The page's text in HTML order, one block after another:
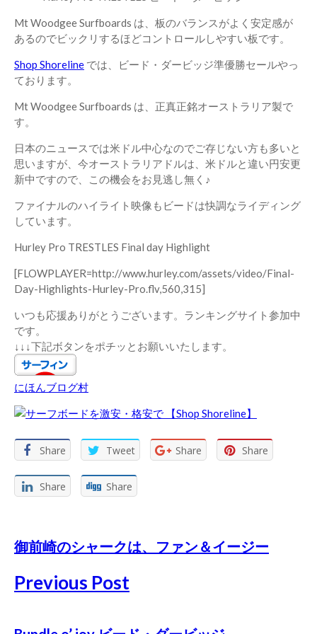
Mt Woodgee Surfboards は、板のバランスがよく安定感が
あるのでビックリするほどコントロールしやすい板です。
Shop Shoreline では、ビード・ダービッジ準優勝セールやっ
ております。
Mt Woodgee Surfboards は、正真正銘オーストラリア製で
す。
日本のニュースでは米ドル中心なのでご存じない方も多いと
思いますが、今オーストラリアドルは、米ドルと違い円安更
新中ですので、この機会をお見逃し無く♪
ファイナルのハイライト映像もビードは快調なライディング
しています。
Hurley Pro TRESTLES Final day Highlight
[FLOWPLAYER=http://www.hurley.com/assets/video/Final-
Day-Highlights-Hurley-Pro.flv,560,315]
いつも応援ありがとうございます。ランキングサイト参加中
です。
↓↓↓下記ボタンをポチッとお願いいたします。
にほんブログ村
Share Tweet Share Share
Share Share
御前崎のシャークは、ファン＆イージー
Previous Post